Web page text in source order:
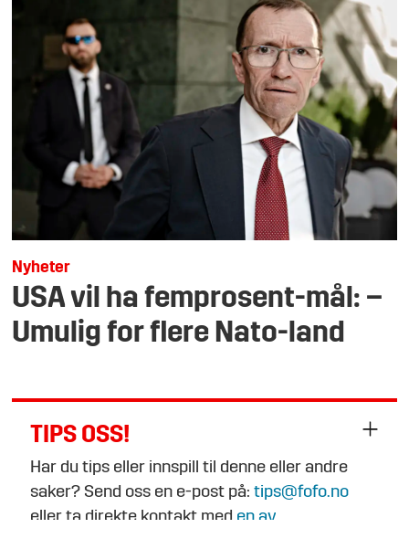
Nyheter
USA vil ha femprosent-mål: –
Umulig for flere Nato-land
TIPS OSS!
Har du tips eller innspill til denne eller andre
saker? Send oss en e-post på:tips@fofo.no
eller ta direkte kontakt med en av